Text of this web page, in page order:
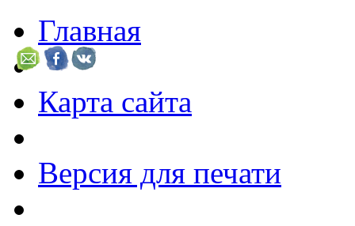
Главная
Карта сайта
Версия для печати